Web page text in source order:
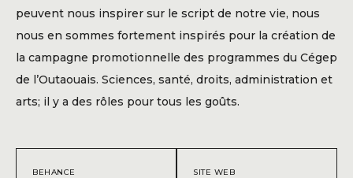
Blogue
Contact
peuvent nous inspirer sur le script de notre vie, nous
nous en sommes fortement inspirés pour la création de
la campagne promotionnelle des programmes du Cégep
de l’Outaouais. Sciences, santé, droits, administration et
arts; il y a des rôles pour tous les goûts.
BEHANCE SITE WEB